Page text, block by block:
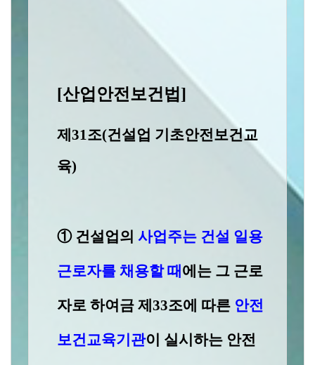
[산업안전보건법]
제 31조(건설업 기초안전보건교
육)
① 건설업의 사업주는 건설 일용
근로자를 채용할 때 에는 그 근로
자로 하여금 제 33조에 따른 안전
보건교육기관이 실시하는 안전